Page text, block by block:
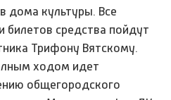
дома культуры. Все
средства пойдут
Трифону Вятскому.
ходом идет
общегородского